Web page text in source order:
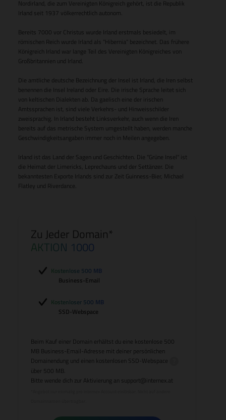
Nordirland, die zum Vereinigten Königreich gehört, ist die Republik
Irland seit 1937 völkerrechtlich autonom.
Bereits 7000 vor Christus wurde Irland erstmals besiedelt, im
römischen Reich wurde Irland als "Hibernia" bezeichnet. Das frühere
Königreich Irland war lange Teil des Vereinigten Königreiches von
Großbritannien und Irland.
Die amtliche deutsche Bezeichnung der Insel ist Irland, die Iren selbst
benennen die Insel Ireland oder Eire. Die irische Sprache leitet sich
von keltischen Dialekten ab. Da gaelisch eine der irischen
Amtssprachen ist, sind viele Verkehrs- und Hinweisschilder
zweisprachig. In Irland besteht Linksverkehr, auch wenn die Iren
bereits auf das metrische System umgestellt haben, werden manche
Geschwindigkeitsangaben immer noch in Meilen angegeben.
Irland ist das Land der Sagen und Geschichten. Die "Grüne Insel" ist
die Heimat der Limericks, Leprechauns und der Settänzer. Die
bekanntesten Exporte Irlands sind zur Zeit Guinness-Bier, Michael
Flatley und Riverdance.
Zu Jeder Domain*
AKTION 1000
Kostenlose 500 MB
Business-Email
Kostenloser 500 MB
SSD-Webspace
Beim Kauf einer Domain erhältst du eine kostenlose 500
MB Business-Email-Adresse mit deiner persönlichen
Domainendung und einen kostenlosen SSD-Webspace
über 500 MB.
Bitte wende dich zur Aktivierung an support@internex.at